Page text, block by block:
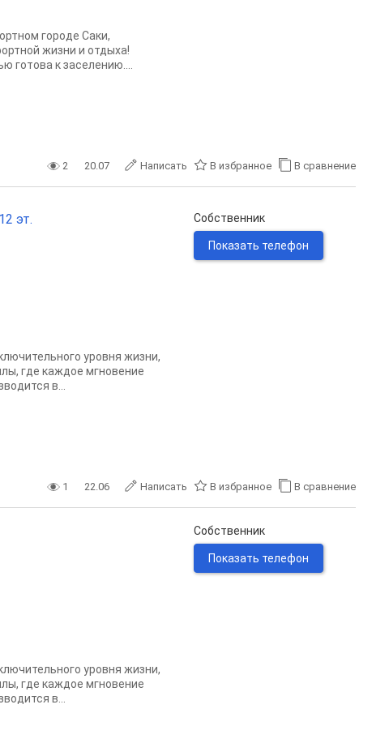
городе Саки,
жизни и отдыха!
готова к заселению....
2 20.07 Написать В избранное В сравнение
эт.
уровня жизни,
где каждое мгновение
в...
Собственник
Показать телефон
1 22.06 Написать В избранное В сравнение
уровня жизни,
где каждое мгновение
в...
Собственник
Показать телефон